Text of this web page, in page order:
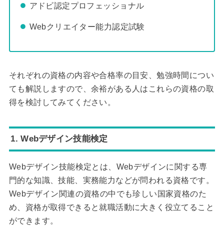
アドビ認定プロフェッショナル
Webクリエイター能力認定試験
それぞれの資格の内容や合格率の目安、勉強時間につい
ても解説しますので、余裕がある人はこれらの資格の取
得を検討してみてください。
1. Webデザイン技能検定
Webデザイン技能検定とは、Webデザインに関する専
門的な知識、技能、実務能力などが問われる資格です。
Webデザイン関連の資格の中でも珍しい国家資格のた
め、資格が取得できると就職活動に大きく役立てること
ができます。